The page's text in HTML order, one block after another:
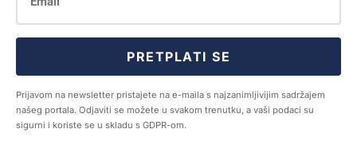
PRETPLATI SE
Prijavom na newsletter pristajete na e-maila s najzanimljivijim sadržajem
našeg portala. Odjaviti se možete u svakom trenutku, a vaši podaci su
sigurni i koriste se u skladu s GDPR-om.